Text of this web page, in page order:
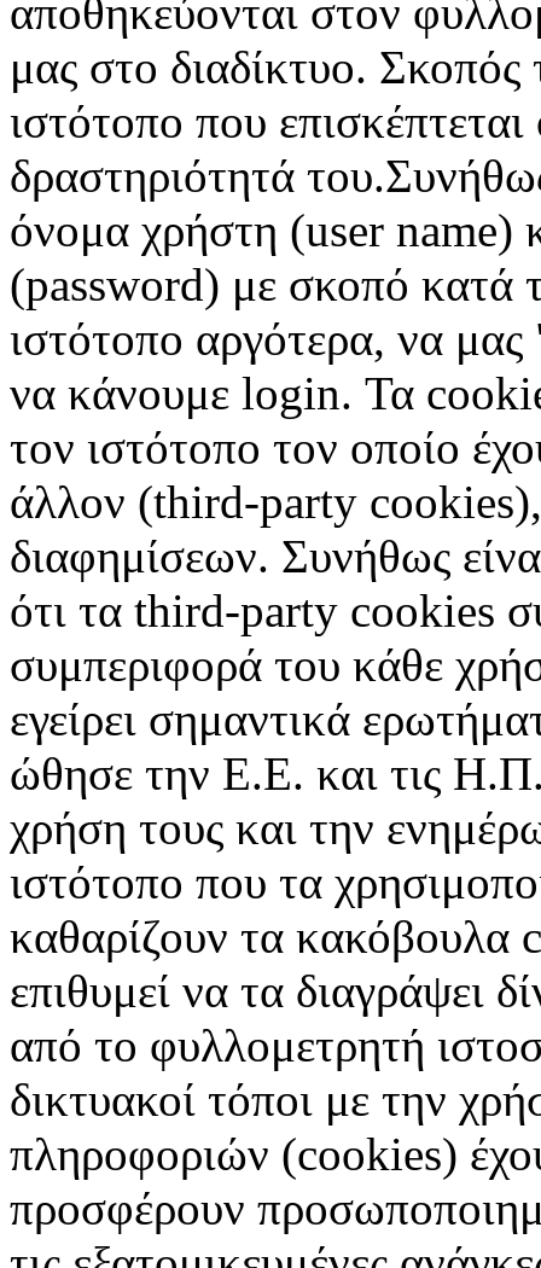
αποθηκεύονται στον
μας στο διαδίκτυο. Σκοπός
ιστότοπο που
δραστηριότητά
όνομα χρήστη (user name)
(password) με σκοπό κατά
ιστότοπο αργότερα, να μας
να κάνουμε login. Τα
τον ιστότοπο τον οποίο
άλλον (third-party
διαφημίσεων. Συνήθως
ότι τα third-party cookies
συμπεριφορά του κάθε
εγείρει σημαντικά
ώθησε την Ε.Ε. και τις
χρήση τους και την
ιστότοπο που τα
καθαρίζουν τα κακόβουλα
επιθυμεί να τα διαγράψει
από το φυλλομετρητή
δικτυακοί τόποι με την
πληροφοριών (cookies)
προσφέρουν